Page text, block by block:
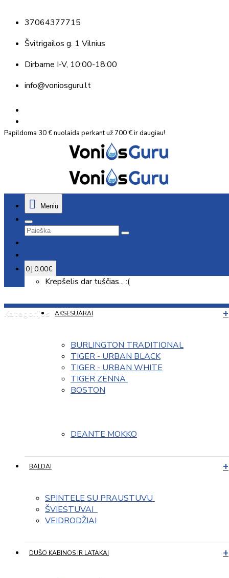
37064377715
Švitrigailos g. 1 Vilnius
Dirbame I-V, 10:00-18:00
info@voniosguru.lt
Papildoma 30 € nuolaida perkant už 700 € ir daugiau!
Meniu
0 | 0,00€
Krepšelis dar tuščias... :(
Kategorijos AKSESUARAI
BURLINGTON TRADITIONAL
TIGER - URBAN BLACK
TIGER - URBAN WHITE
TIGER ZENNA
BOSTON
DEANTE MOKKO
BALDAI
SPINTELE SU PRAUSTUVU
ŠVIESTUVAI
VEIDRODŽIAI
DUŠO KABINOS IR LATAKAI